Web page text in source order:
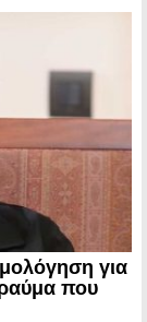
για
που